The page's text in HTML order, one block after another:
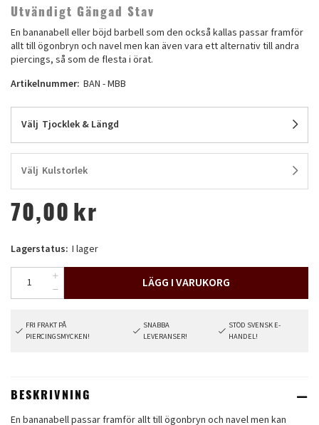
Utvändigt Gängad Stav
En bananabell eller böjd barbell som den också kallas passar framför
allt till ögonbryn och navel men kan även vara ett alternativ till andra
piercings, så som de flesta i örat.
Artikelnummer: BAN - MBB
Välj Tjocklek & Längd
Välj Kulstorlek
70,00 kr
Lagerstatus: I lager
LÄGG I VARUKORG
FRI FRAKT PÅ
PIERCINGSMYCKEN!
SNABBA
LEVERANSER!
STÖD SVENSK E-
HANDEL!
BESKRIVNING
En bananabell passar framför allt till ögonbryn och navel men kan